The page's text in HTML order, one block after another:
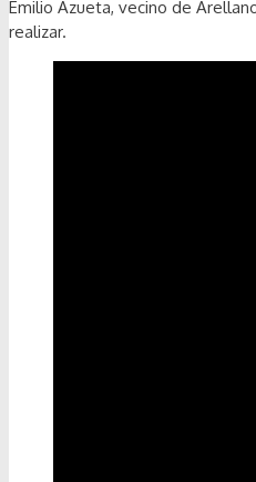
Emilio Azueta, vecino de
realizar.